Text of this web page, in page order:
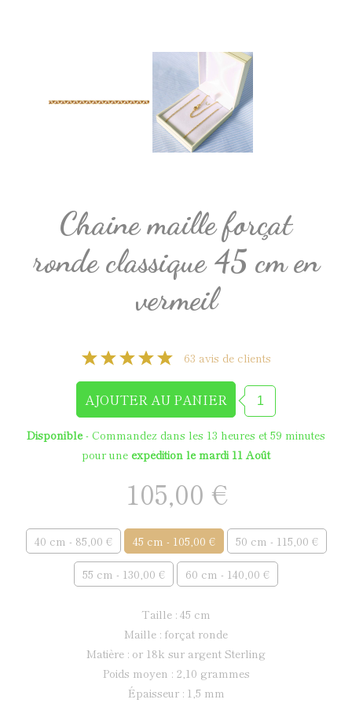
Chaine maille forçat
ronde classique 45 cm en
vermeil
63 avis de clients
Disponible- Commandez dans les 13 heures et 59 minutes
pour une expédition le mardi 11 Août
105,00 €
40 cm - 85,00 € 45 cm - 105,00 € 50 cm - 115,00 €
55 cm - 130,00 € 60 cm - 140,00 €
taille : 45 cm
maille : forçat ronde
matière : or 18k sur argent Sterling
poids moyen : 2,10 grammes
épaisseur : 1,5 mm